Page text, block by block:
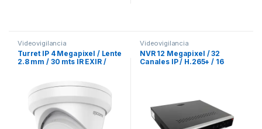
Videovigilancia
Turret IP 4 Megapixel / Lente
2.8 mm / 30 mts IR EXIR /
Falsas Alarmas) / Micrófono
Integrado / Ultra Baja
Iluminación
Videovigilancia
NVR 12 Megapixel / 32
Canales IP / H.265+ / 16